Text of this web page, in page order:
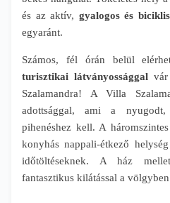
és az aktív, gyalogos és
egyaránt.
Számos, fél órán belül
turisztikai látványossággal
Szalamandra! A Villa
adottsággal, ami a
pihenéshez kell. A
konyhás nappali-étkező
időtöltéseknek. A ház
fantasztikus kilátással a